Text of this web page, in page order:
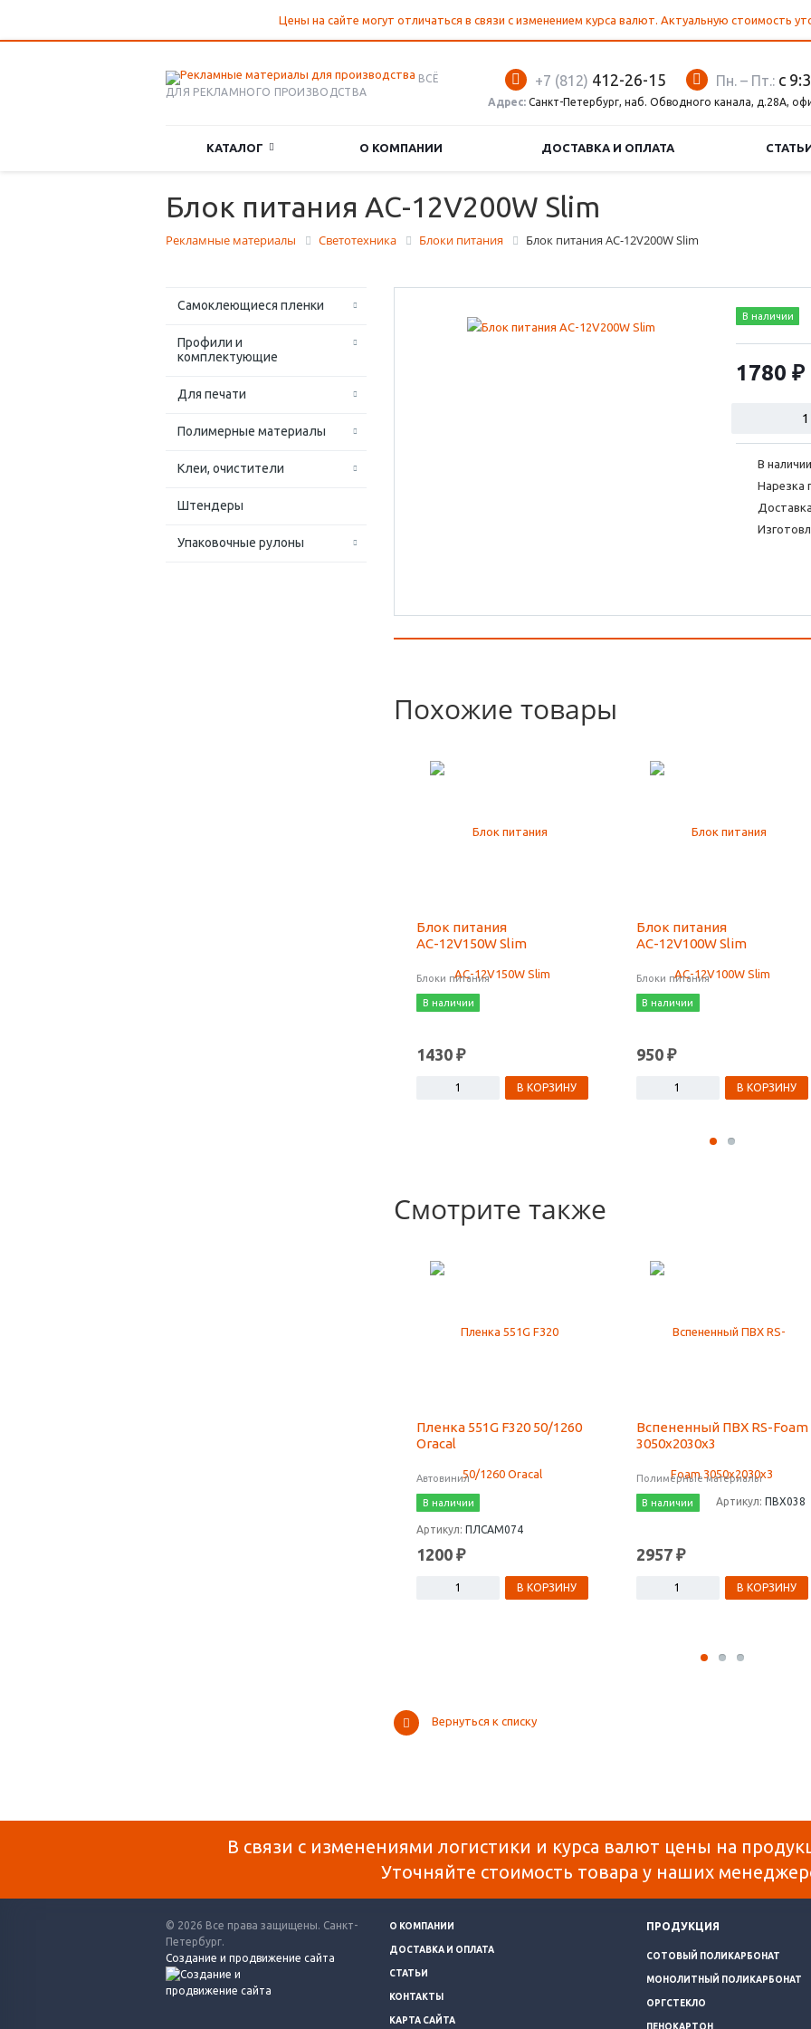
Цены на сайте могут отличаться в связи с изменением курса валют. Актуальную стоимость
ВСЁ
ДЛЯ РЕКЛАМНОГО ПРОИЗВОДСТВА
Пн. – Пт.: с
+7 (812) 412-26-15
Адрес: Санкт-Петербург, наб. Обводного канала, д.28А,
КАТАЛОГ О КОМПАНИИ ДОСТАВКА И ОПЛАТА
Блок питания AС-12V200W Slim
Рекламные материалы Светотехника Блоки питания Блок питания AС-12V200W Slim
Самоклеющиеся пленки
Профили и
комплектующие
Для печати
Полимерные материалы
Клеи, очистители
Штендеры
Упаковочные рулоны
В наличии
1780 ₽
В
Нарезка
Похожие товары
Блок питания
AС-12V150W Slim
Блоки питания
В наличии
1430 ₽
В КОРЗИНУ
Блок питания
AС-12V100W Slim
Блоки питания
В наличии
950 ₽
В КОРЗИНУ
Смотрите также
Пленка 551G F320 50/1260
Oracal
Автовинил
В наличии
Артикул: ПЛСАМ074
1200 ₽
В КОРЗИНУ
Вспененный ПВХ RS-Foam
3050х2030х3
Полимерные материалы
В наличии Артикул: ПВХ038
2957 ₽
В КОРЗИНУ
Вернуться к списку
В связи с изменениями логистики и курса валют цены на
Уточняйте стоимость товара у наших
© 2026 Все права защищены. Санкт-
Петербург.
Создание и продвижение сайта
О КОМПАНИИ
ДОСТАВКА И ОПЛАТА
СТАТЬИ
КОНТАКТЫ
КАРТА САЙТА
ПРОДУКЦИЯ
СОТОВЫЙ ПОЛИКАРБОНАТ
МОНОЛИТНЫЙ ПОЛИКАРБОНАТ
ОРГСТЕКЛО
ПЕНОКАРТОН